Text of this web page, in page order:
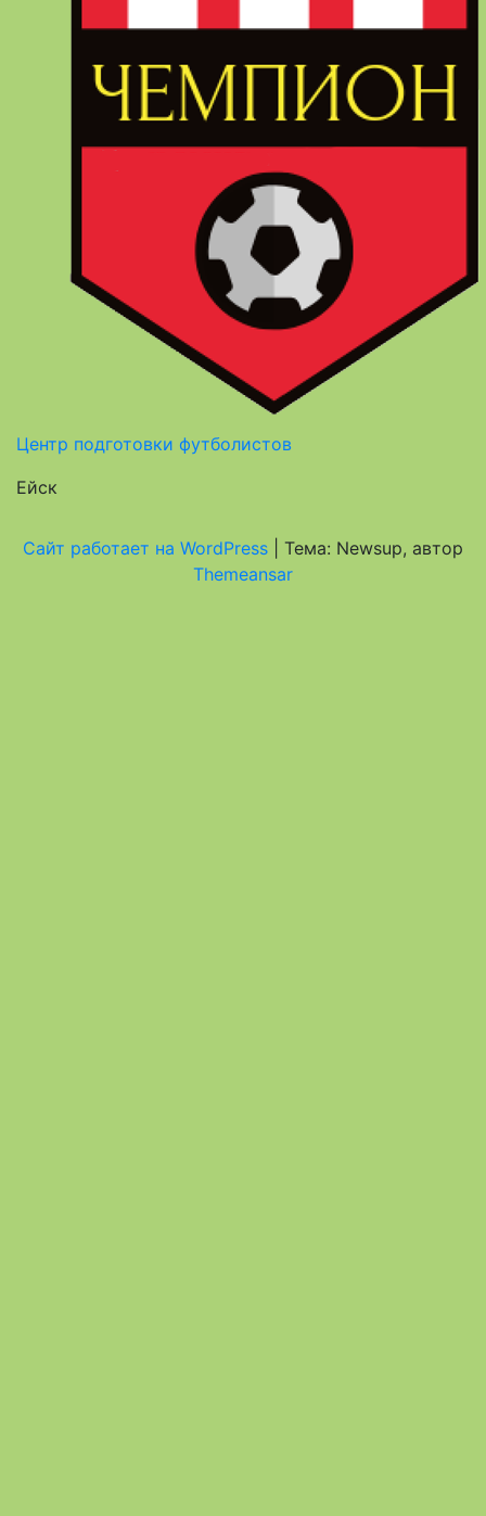
Центр подготовки футболистов
Ейск
Сайт работает на WordPress
Тема: Newsup, автор
Themeansar